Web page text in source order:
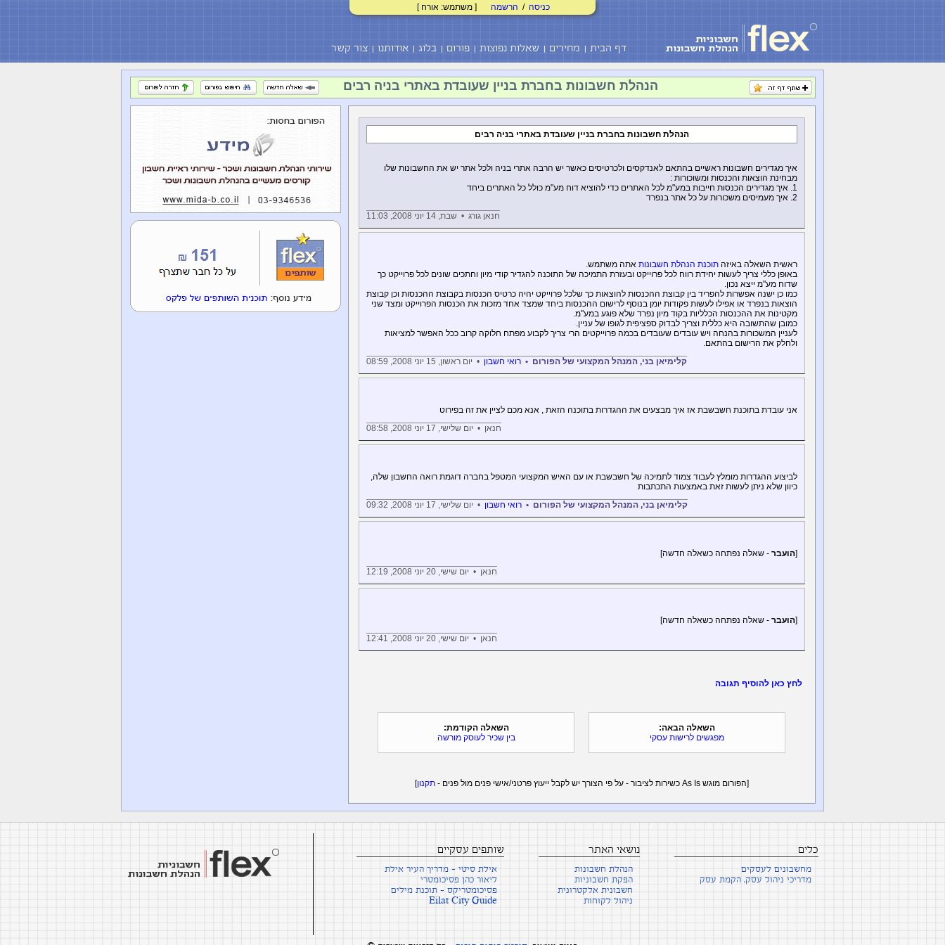
כניסה / הרשמה [ משתמש: אורח ]
דף הבית מחירים שאלות נפוצות פורום בלוג אודותנו צור קשר
הנהלת חשבונות בחברת בניין שעובדת באתרי בניה רבים
הנהלת חשבונות בחברת בניין שעובדת באתרי בניה רבים
איך מגדירים חשבונות ראשיים בהתאם לאנדקסים ולכרטיסים כאשר יש הרבה אתרי בניה ולכל אתר יש את החשבונות שלו
מבחינת הוצאות והכנסות ומשוכורות :
1. איך מגדירים הכנסות חייבות במע"מ לכל האתרים כדי להוציא דוח מע"מ כולל כל האתרים ביחד
2. איך מעמיסים משכורות על כל אתר בנפרד
חנאן גורג • שבת, 14 יוני 2008, 11:03
ראשית השאלה באיזהתוכנת הנהלת חשבונות אתה משתמש.
באופן כללי צריך לעשות יחידת רווח לכל פרוייקט ובעזרת התמיכה של התוכנה להגדיר קודי מיון וחתכים שונים לכל פרוייקט כך
שדוח מע"מ ייצא נכון.
כמו כן ישנה אפשרות להפריד בין קבוצת ההכנסות להוצאות כך שלכל פרוייקט יהיה כרטיס הכנסות בקבוצת ההכנסות וכן קבוצת
הוצאות בנפרד או אפילו לעשות פקודות יומן בנוסף לרישום ההכנסות ביחד שמצד אחד מזכות את הכנסות הפרוייקט ומצד שני
מקטינות את ההכנסות הכלליות בקוד מיון נפרד שלא פוגע במע"מ.
כמובן שהתשובה היא כללית וצריך לבדוק ספציפית לגופו של עניין.
לעניין המשכורות בהנחה ויש עובדים שעובדים בכמה פרוייקטים הרי צריך לקבוע מפתח חלוקה קרוב ככל האפשר למציאות
ולחלק את הרישום בהתאם.
קלימיאן בני, המנהל המקצועי של הפורום •רואי חשבון • יום ראשון, 15 יוני 2008, 08:59
אני עובדת בתוכנת חשבשבת אז איך מבצעים את ההגדרות בתוכנה הזאת , אנא מכם לציין את זה בפירוט
חנאן • יום שלישי, 17 יוני 2008, 08:58
לביצוע ההגדרות מומלץ לעבוד צמוד לתמיכה של חשבשבת או עם האיש המקצועי המטפל בחברה דוגמת רואה החשבון שלה,
כיוון שלא ניתן לעשות זאת באמצעות התכתבות
קלימיאן בני, המנהל המקצועי של הפורום •רואי חשבון • יום שלישי, 17 יוני 2008, 09:32
[הועבר - שאלה נפתחה כשאלה חדשה]
חנאן • יום שישי, 20 יוני 2008, 12:19
[הועבר - שאלה נפתחה כשאלה חדשה]
חנאן • יום שישי, 20 יוני 2008, 12:41
לחץ כאן להוסיף תגובה
השאלה הבאה:
מפגשים לרישות עסקי
השאלה הקודמת:
בין שכיר לעוסק מורשה
[הפורום מוגש As Is כשירות לציבור - על פי הצורך יש לקבל ייעוץ פרטני/אישי פנים מול פנים - תקנון]
כלים
מחשבונים לעסקים
מדריכי ניהול עסק, הקמת עסק
נושאי האתר
הנהלת חשבונות
הפקת חשבוניות
חשבונית אלקטרונית
ניהול לקוחות
שותפים עסקיים
אילת סיטי - מדריך העיר אילת
ליאור כהן פסיכומטרי
פסיכומטריקס - תוכנת מילים
Eilat City Guide